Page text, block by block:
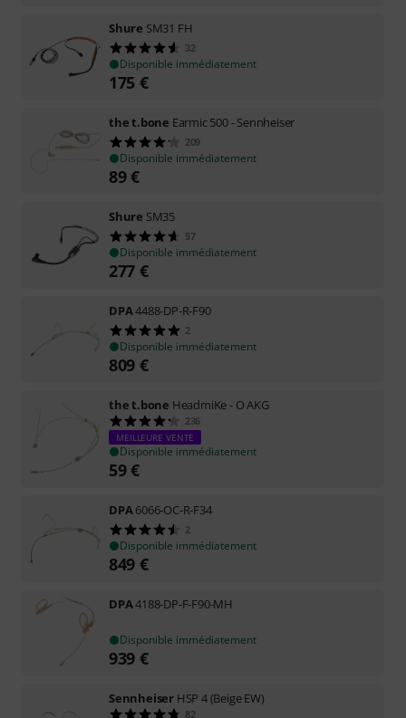
Shure SM31 FH
32
Disponible immédiatement
175 €
the t.bone Earmic 500 - Sennheiser
209
Disponible immédiatement
89€
Shure SM35
57
Disponible immédiatement
277 €
DPA4488-DP-R-F90
2
Disponible immédiatement
809 €
the t.bone HeadmiKe - O AKG
236
MEILLEURE VENTE
Disponible immédiatement
59€
DPA6066-OC-R-F34
2
Disponible immédiatement
849 €
DPA4188-DP-F-F90-MH
Disponible immédiatement
939 €
Sennheiser HSP 4 (Beige EW)
82